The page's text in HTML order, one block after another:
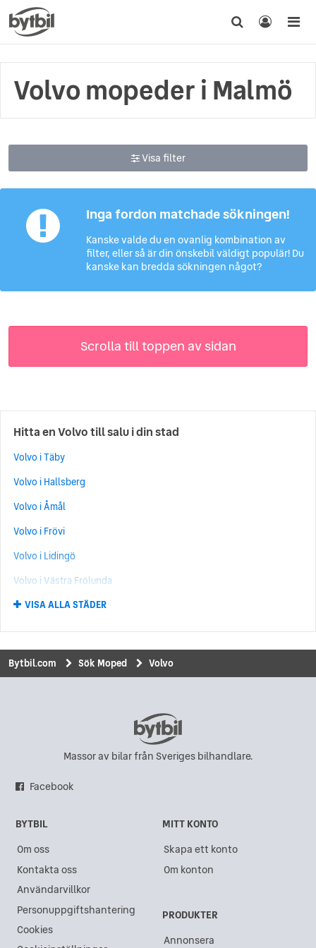
Volvo mopeder i Malmö
Visa filter
Inga fordon matchade sökningen!
Kanske valde du en ovanlig kombination av
filter, eller så är din önskebil väldigt populär! Du
kanske kan bredda sökningen något?
Scrolla till toppen av sidan
Hitta en Volvo till salu i din stad
Volvo i Täby
Volvo i Hallsberg
Volvo i Åmål
Volvo i Frövi
Volvo i Lidingö
Volvo i Västra Frölunda
Volvo i Barsebäck
Volvo i Skellefteå
Volvo i Umeå
Volvo i Mariestad
Volvo i Växjö
Volvo i Bollnäs
Volvo i Bålsta
Volvo i Uppsala/Örbyhus
VISA ALLA STÄDER
Bytbil.com Sök Moped Volvo
Massor av bilar från Sveriges bilhandlare.
Facebook
BYTBIL
Om oss
Kontakta oss
Användarvillkor
Personuppgiftshantering
Cookies
MITT KONTO
Skapa ett konto
Om konton
PRODUKTER
Annonsera